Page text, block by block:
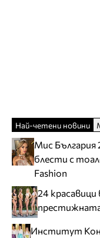
Най-четени новини
Мис България
блести с
Fashion
24
Институт